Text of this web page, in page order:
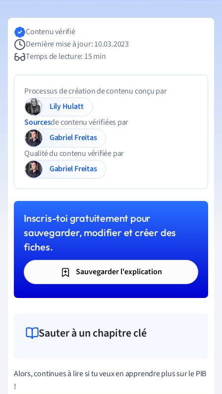
Contenu vérifié
Dernière mise à jour: 10.03.2023
Temps de lecture: 15 min
Processus de création de contenu conçu par
Lily Hulatt
Sourcesde contenu vérifiées par
Gabriel Freitas
Qualité du contenu vérifiée par
Gabriel Freitas
Inscris-toi gratuitement pour
sauvegarder, modifier et créer des
fiches.
Sauvegarder l'explication
Sauter à un chapitre clé
Alors, continues à lire si tu veux en apprendre plus sur le PIB
!